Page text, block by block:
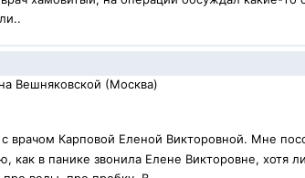
Вешняковской (Москва)
врачом Карповой Еленой Викторовной. Мне
в панике звонила Елене Викторовне, хотя